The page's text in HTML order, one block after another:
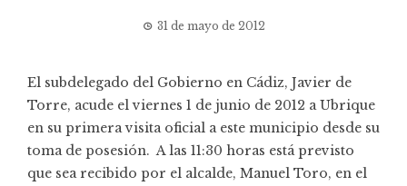
31 de mayo de 2012
El subdelegado del Gobierno en Cádiz, Javier de
Torre, acude el viernes 1 de junio de 2012 a Ubrique
en su primera visita oficial a este municipio desde su
toma de posesión. A las 11:30 horas está previsto
que sea recibido por el alcalde, Manuel Toro, en el